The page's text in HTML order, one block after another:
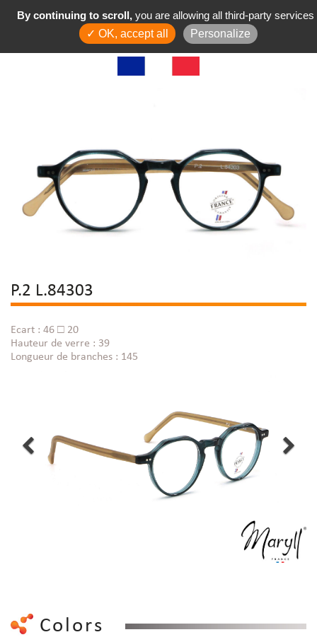
P.2 L.84303
Ecart : 46 □ 20
Hauteur de verre : 39
Longueur de branches : 145
Colors
By continuing to scroll, you are allowing all third-party services
✓ OK, accept all
Personalize